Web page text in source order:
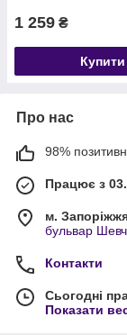
1 259 ₴
Купити
Про нас
98%
Працює з
м.
бульвар
Контакти
Сьогодні
Показати